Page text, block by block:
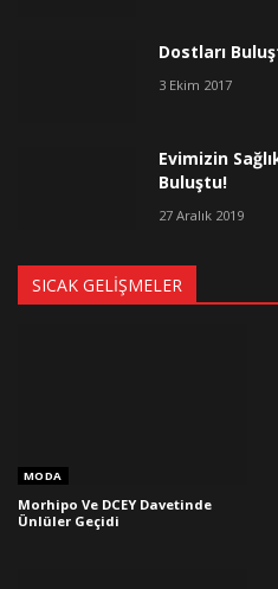
Dostları
3 Ekim 2017
Evimizin
Buluştu!
27 Aralık 2019
SICAK GELIŞMELER
MODA
Morhipo Ve DCEY Davetinde
Ünlüler Geçidi